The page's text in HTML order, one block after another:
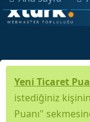
Yeni Ticaret
istediğiniz
Puanı"